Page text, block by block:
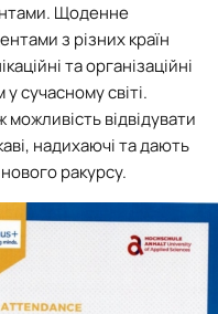
Щоденне
з різних країн
та організаційні
сучасному світі.
відвідувати
надихаючі та дають
ракурсу.